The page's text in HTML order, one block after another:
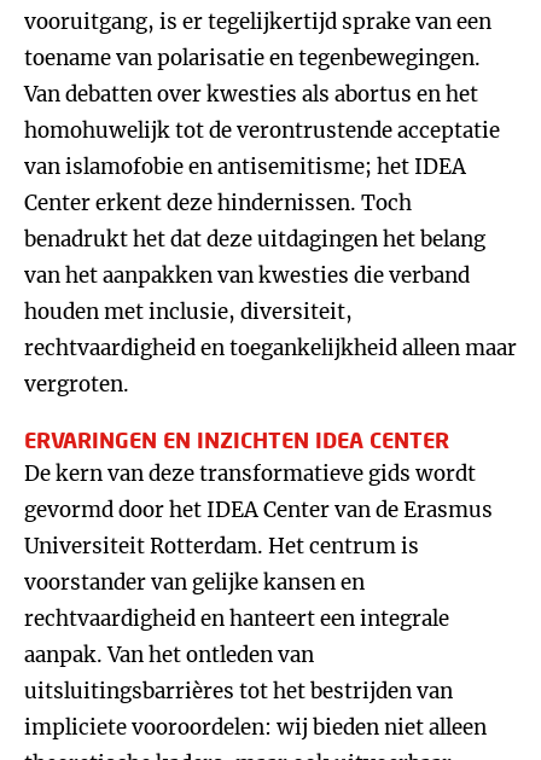
vooruitgang, is er tegelijkertijd sprake van een
toename van polarisatie en tegenbewegingen.
Van debatten over kwesties als abortus en het
homohuwelijk tot de verontrustende acceptatie
van islamofobie en antisemitisme; het IDEA
Center erkent deze hindernissen. Toch
benadrukt het dat deze uitdagingen het belang
van het aanpakken van kwesties die verband
houden met inclusie, diversiteit,
rechtvaardigheid en toegankelijkheid alleen maar
vergroten.
ERVARINGEN EN INZICHTEN IDEA CENTER
De kern van deze transformatieve gids wordt
gevormd door het IDEA Center van de Erasmus
Universiteit Rotterdam. Het centrum is
voorstander van gelijke kansen en
rechtvaardigheid en hanteert een integrale
aanpak. Van het ontleden van
uitsluitingsbarrières tot het bestrijden van
impliciete vooroordelen: wij bieden niet alleen